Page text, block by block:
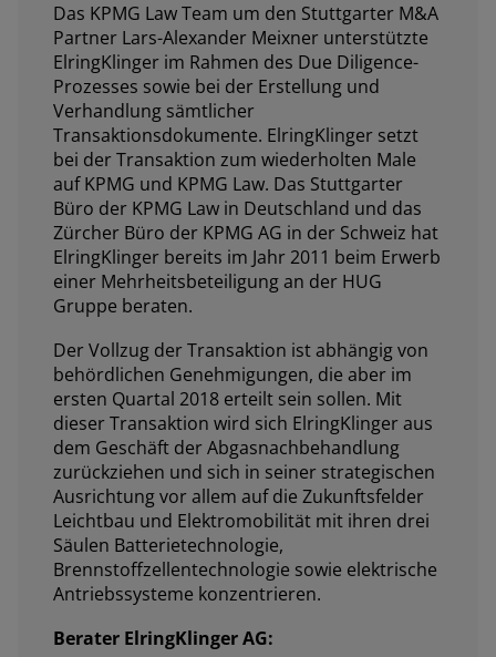
Das KPMG Law Team um den Stuttgarter M&A
Partner Lars-Alexander Meixner unterstützte
ElringKlinger im Rahmen des Due Diligence-
Prozesses sowie bei der Erstellung und
Verhandlung sämtlicher
Transaktionsdokumente. ElringKlinger setzt
bei der Transaktion zum wiederholten Male
auf KPMG und KPMG Law. Das Stuttgarter
Büro der KPMG Law in Deutschland und das
Zürcher Büro der KPMG AG in der Schweiz hat
ElringKlinger bereits im Jahr 2011 beim Erwerb
einer Mehrheitsbeteiligung an der HUG
Gruppe beraten.
Der Vollzug der Transaktion ist abhängig von
behördlichen Genehmigungen, die aber im
ersten Quartal 2018 erteilt sein sollen. Mit
dieser Transaktion wird sich ElringKlinger aus
dem Geschäft der Abgasnachbehandlung
zurückziehen und sich in seiner strategischen
Ausrichtung vor allem auf die Zukunftsfelder
Leichtbau und Elektromobilität mit ihren drei
Säulen Batterietechnologie,
Brennstoffzellentechnologie sowie elektrische
Antriebssysteme konzentrieren.
Berater ElringKlinger AG: